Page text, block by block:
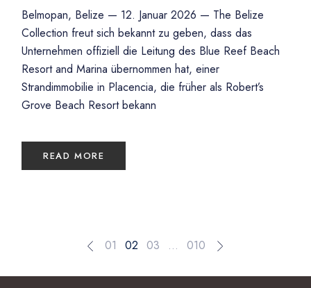
Belmopan, Belize — 12. Januar 2026 — The Belize
Collection freut sich bekannt zu geben, dass das
Unternehmen offiziell die Leitung des Blue Reef Beach
Resort and Marina übernommen hat, einer
Strandimmobilie in Placencia, die früher als Robert’s
Grove Beach Resort bekann
READ MORE
01 02 03 … 010